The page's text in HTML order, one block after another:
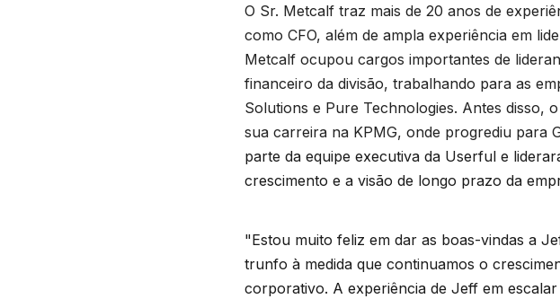
O Sr. Metcalf traz mais de 20 anos de
como CFO, além de ampla experiência em
Metcalf ocupou cargos importantes de
financeiro da divisão, trabalhando para as
Solutions e Pure Technologies. Antes disso,
sua carreira na KPMG, onde progrediu para
parte da equipe executiva da Userful e
crescimento e a visão de longo prazo da
"Estou muito feliz em dar as boas-vindas a
trunfo à medida que continuamos o
corporativo. A experiência de Jeff em